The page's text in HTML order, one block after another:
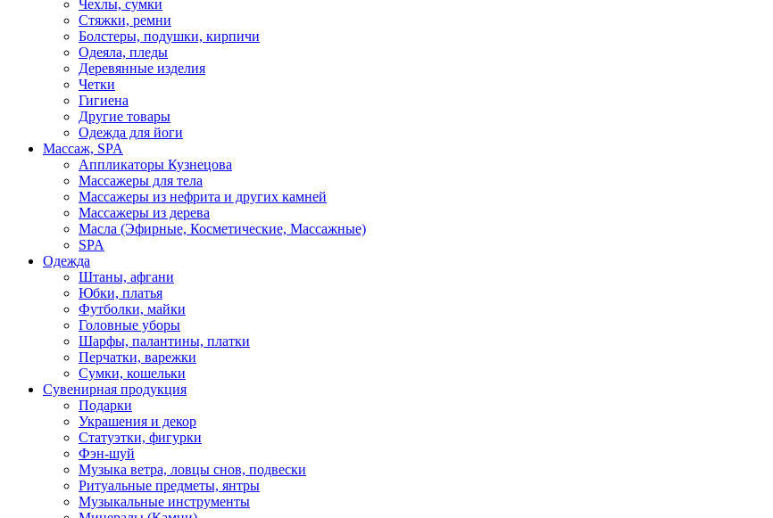
Чехлы, сумки
Стяжки, ремни
Болстеры, подушки, кирпичи
Одеяла, пледы
Деревянные изделия
Четки
Гигиена
Другие товары
Одежда для йоги
Массаж, SPA
Аппликаторы Кузнецова
Массажеры для тела
Массажеры из нефрита и других камней
Массажеры из дерева
Масла (Эфирные, Косметические, Массажные)
SPA
Одежда
Штаны, афгани
Юбки, платья
Футболки, майки
Головные уборы
Шарфы, палантины, платки
Перчатки, варежки
Сумки, кошельки
Сувенирная продукция
Подарки
Украшения и декор
Статуэтки, фигурки
Фэн-шуй
Музыка ветра, ловцы снов, подвески
Ритуальные предметы, янтры
Музыкальные инструменты